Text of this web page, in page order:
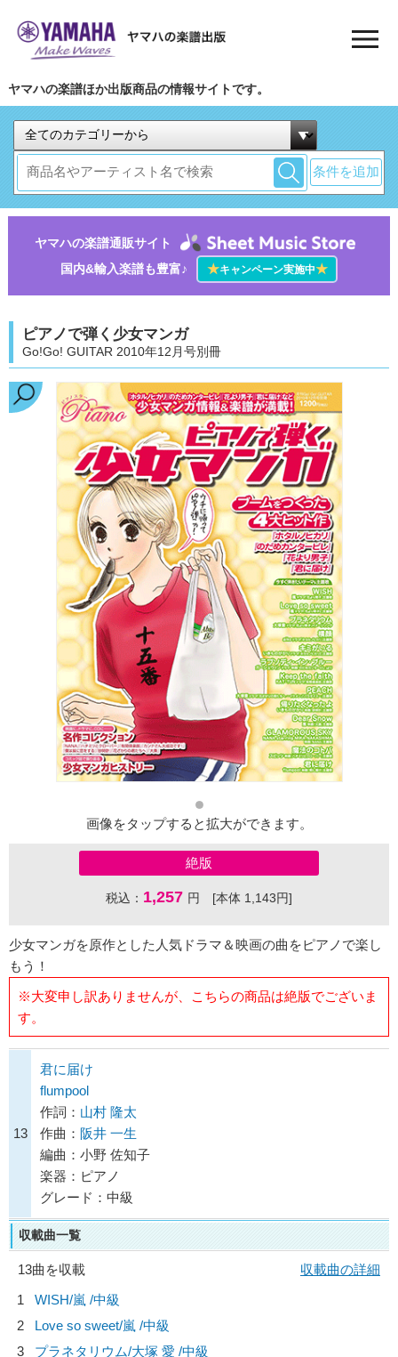
ヤマハの楽譜ほか出版商品の情報サイトです。
条件を追加
ヤマハの楽譜通販サイト
国内&輸入楽譜も豊富♪
★キャンペーン実施中★
ピアノで弾く少女マンガ
Go!Go! GUITAR 2010年12月号別冊
画像をタップすると拡大ができます。
絶版
税込： 1,257 円 [本体 1,143円]
少女マンガを原作とした人気ドラマ＆映画の曲をピアノで楽し
もう！
※大変申し訳ありませんが、こちらの商品は絶版でございま
す。
13
君に届け
flumpool
作詞： 山村 隆太
作曲： 阪井 一生
編曲：小野 佐知子
楽器：ピアノ
グレード：中級
収載曲一覧
13曲を収載
収載曲の詳細
1
WISH/嵐 /中級
2
Love so sweet/嵐 /中級
3
プラネタリウム/大塚 愛 /中級